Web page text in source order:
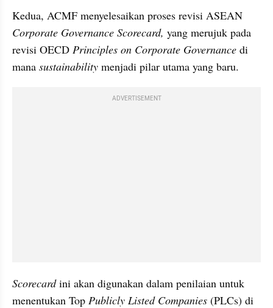
Corporate Governance Scorecard, yang merujuk pada
revisi OECD Principles on Corporate Governance di
mana sustainability menjadi pilar utama yang baru.
ADVERTISEMENT
Scorecard ini akan digunakan dalam penilaian untuk
menentukan Top Publicly Listed Companies (PLCs) di